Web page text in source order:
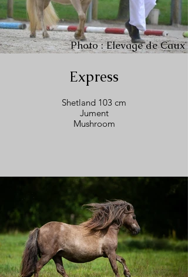
Express
Shetland 103 cm
Jument
Mushroom
Photo : Elevage de Caux